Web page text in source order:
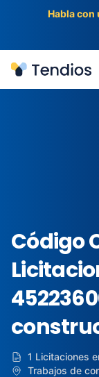
Habla con
Tendios
Código
1 Licitaciones
Trabajos de